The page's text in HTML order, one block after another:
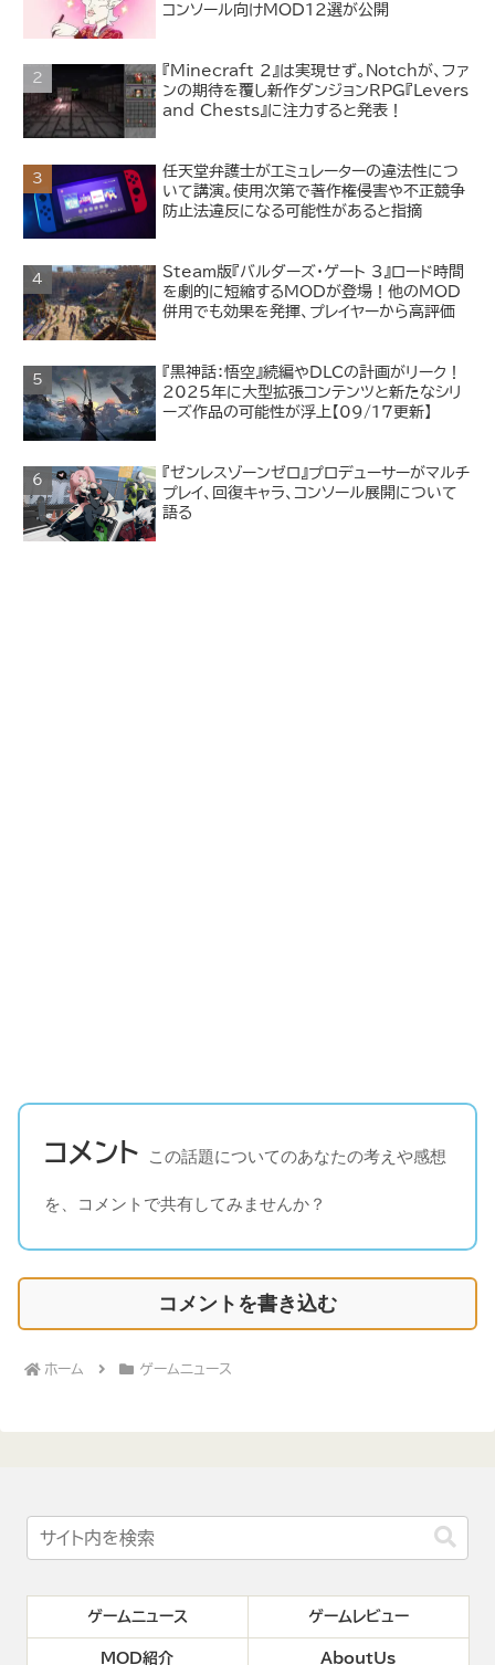
コンソール向けMOD12選が公開
『Minecraft 2』は実現せず。Notchが、ファ
ンの期待を覆し新作ダンジョンRPG『Levers
and Chests』に注力すると発表！
任天堂弁護士がエミュレーターの違法性につ
いて講演。使用次第で著作権侵害や不正競争
防止法違反になる可能性があると指摘
Steam版『バルダーズ・ゲート 3』ロード時間
を劇的に短縮するMODが登場！他のMOD
併用でも効果を発揮、プレイヤーから高評価
『黒神話：悟空』続編やDLCの計画がリーク！
2025年に大型拡張コンテンツと新たなシリ
ーズ作品の可能性が浮上【09/17更新】
『ゼンレスゾーンゼロ』プロデューサーがマルチ
プレイ、回復キャラ、コンソール展開について
語る
コメント この話題についてのあなたの考えや感想
を、コメントで共有してみませんか？
コメントを書き込む
ホーム ゲームニュース
ゲームニュース ゲームレビュー
MOD紹介 AboutUs